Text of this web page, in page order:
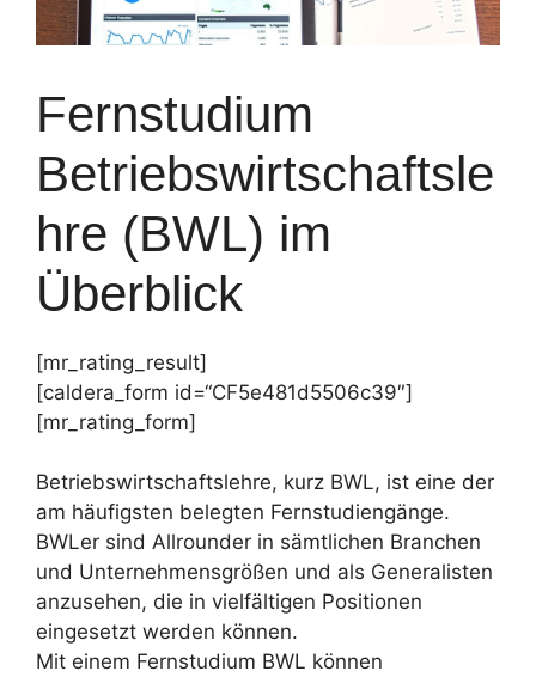
Fernstudium
Betriebswirtschaftsle
hre (BWL) im
Überblick
[mr_rating_result]
[caldera_form id=“CF5e481d5506c39″]
[mr_rating_form]
Betriebswirtschaftslehre, kurz BWL, ist eine der
am häufigsten belegten Fernstudiengänge.
BWLer sind Allrounder in sämtlichen Branchen
und Unternehmensgrößen und als Generalisten
anzusehen, die in vielfältigen Positionen
eingesetzt werden können.
Mit einem Fernstudium BWL können